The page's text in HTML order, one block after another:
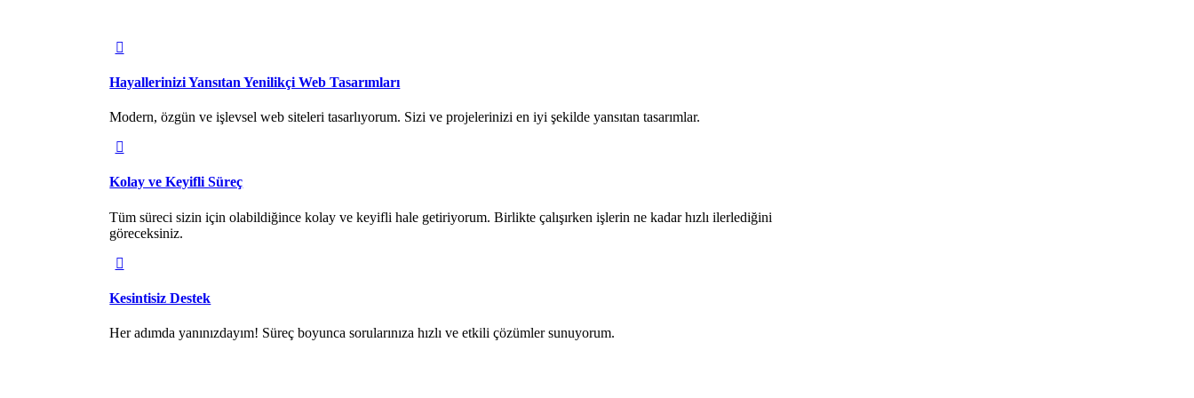
Hayallerinizi Yansıtan Yenilikçi Web Tasarımları
Modern, özgün ve işlevsel web siteleri tasarlıyorum. Sizi ve projelerinizi en iyi şekilde yansıtan tasarımlar.
Kolay ve Keyifli Süreç
Tüm süreci sizin için olabildiğince kolay ve keyifli hale getiriyorum. Birlikte çalışırken işlerin ne kadar hızlı ilerlediğini
göreceksiniz.
Kesintisiz Destek
Her adımda yanınızdayım! Süreç boyunca sorularınıza hızlı ve etkili çözümler sunuyorum.